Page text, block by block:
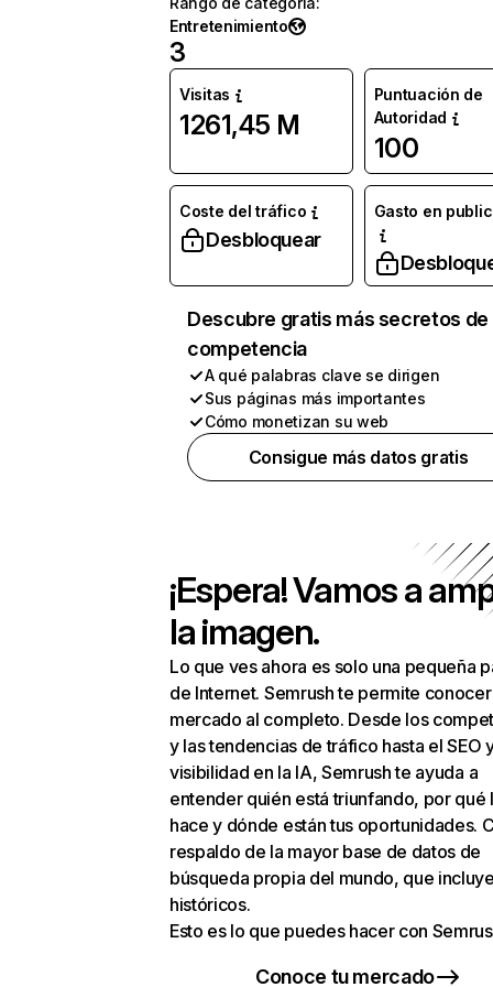
Entretenimiento
3
Visitas
1261,45 M
Puntuación de
Autoridad
100
Coste del tráfico
Desbloquear
Gasto en
Descubre gratis más secretos de
competencia
A qué palabras clave se dirigen
Sus páginas más importantes
Cómo monetizan su web
Consigue más datos gratis
¡Espera! Vamos a
la imagen.
Lo que ves ahora es solo una pequeña
de Internet. Semrush te permite
mercado al completo. Desde los
y las tendencias de tráfico hasta el SEO
visibilidad en la IA, Semrush te ayuda a
entender quién está triunfando, por qué
hace y dónde están tus oportunidades.
respaldo de la mayor base de datos de
búsqueda propia del mundo, que
históricos.
Esto es lo que puedes hacer con
Conoce tu mercado